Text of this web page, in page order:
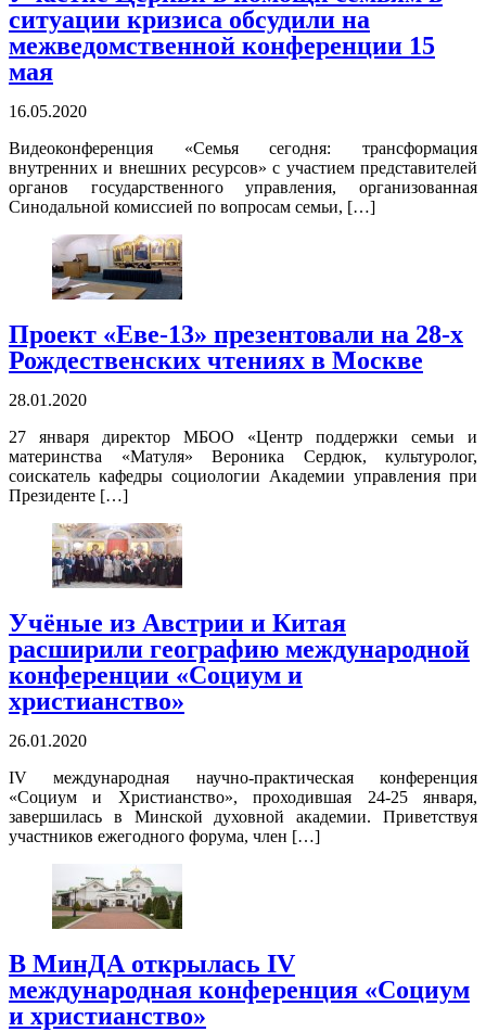
ситуации кризиса обсудили на
межведомственной конференции 15
мая
16.05.2020
Видеоконференция «Семья сегодня: трансформация
внутренних и внешних ресурсов» с участием представителей
органов государственного управления, организованная
Синодальной комиссией по вопросам семьи, […]
Проект «Еве-13» презентовали на 28-х
Рождественских чтениях в Москве
28.01.2020
27 января директор МБОО «Центр поддержки семьи и
материнства «Матуля» Вероника Сердюк, культуролог,
соискатель кафедры социологии Академии управления при
Президенте […]
Учёные из Австрии и Китая
расширили географию международной
конференции «Социум и
христианство»
26.01.2020
IV международная научно-практическая конференция
«Социум и Христианство», проходившая 24-25 января,
завершилась в Минской духовной академии. Приветствуя
участников ежегодного форума, член […]
В МинДА открылась IV
международная конференция «Социум
и христианство»